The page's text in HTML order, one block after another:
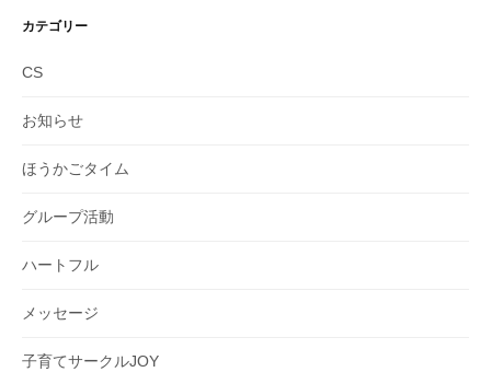
イ
カテゴリー
CS
お知らせ
ほうかごタイム
グループ活動
ハートフル
メッセージ
子育てサークルJOY